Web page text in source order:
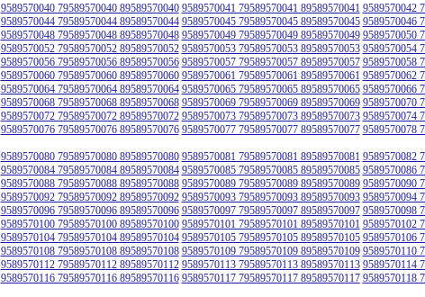
9589570040 79589570040 89589570040 9589570041 79589570041 89589570041 9589570042
9589570044 79589570044 89589570044 9589570045 79589570045 89589570045 9589570046
9589570048 79589570048 89589570048 9589570049 79589570049 89589570049 9589570050
9589570052 79589570052 89589570052 9589570053 79589570053 89589570053 9589570054
9589570056 79589570056 89589570056 9589570057 79589570057 89589570057 9589570058
9589570060 79589570060 89589570060 9589570061 79589570061 89589570061 9589570062
9589570064 79589570064 89589570064 9589570065 79589570065 89589570065 9589570066
9589570068 79589570068 89589570068 9589570069 79589570069 89589570069 9589570070
9589570072 79589570072 89589570072 9589570073 79589570073 89589570073 9589570074
9589570076 79589570076 89589570076 9589570077 79589570077 89589570077 9589570078
9589570080 79589570080 89589570080 9589570081 79589570081 89589570081 9589570082
9589570084 79589570084 89589570084 9589570085 79589570085 89589570085 9589570086
9589570088 79589570088 89589570088 9589570089 79589570089 89589570089 9589570090
9589570092 79589570092 89589570092 9589570093 79589570093 89589570093 9589570094
9589570096 79589570096 89589570096 9589570097 79589570097 89589570097 9589570098
9589570100 79589570100 89589570100 9589570101 79589570101 89589570101 9589570102
9589570104 79589570104 89589570104 9589570105 79589570105 89589570105 9589570106
9589570108 79589570108 89589570108 9589570109 79589570109 89589570109 9589570110
9589570112 79589570112 89589570112 9589570113 79589570113 89589570113 9589570114
9589570116 79589570116 89589570116 9589570117 79589570117 89589570117 9589570118